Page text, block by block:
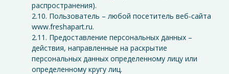
распространения).
2.10. Пользователь – любой посетитель веб-сайта
www.freshapart.ru.
2.11. Предоставление персональных данных –
действия, направленные на раскрытие
персональных данных определенному лицу или
определенному кругу лиц.